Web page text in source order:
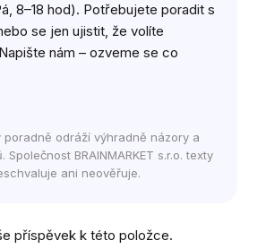
8–18 hod). Potřebujete poradit s
se jen ujistit, že volíte
nám – ozveme se co
poradně odráží výhradně názory a
BRAINMARKET s.r.o. texty
ani neověřuje.
příspěvek k této položce.